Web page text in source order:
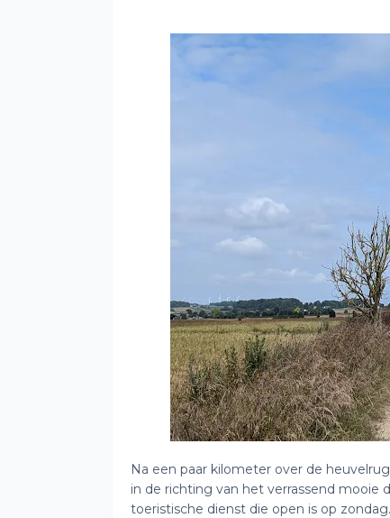
Na een paar kilometer over de
in de richting van het verrassend mooie
toeristische dienst die open is op